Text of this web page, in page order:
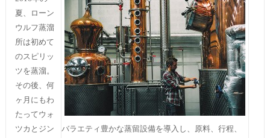
バラエティ豊かな蒸留設備を導入し、原料、行程、
夏、ローン
ウルフ蒸溜
所は初めて
のスピリッ
ツを蒸溜。
その後、何
ヶ月にもわ
たってウォ
ツカとジン